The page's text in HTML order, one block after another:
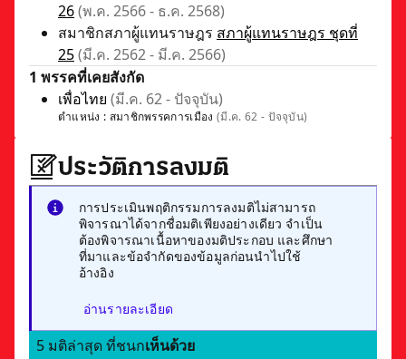
26(พ.ค. 2566 - ธ.ค. 2568)
สมาชิกสภาผู้แทนราษฎร สภาผู้แทนราษฎร ชุดที่
25(มี.ค. 2562 - มี.ค. 2566)
1 พรรคที่เคยสังกัด
เพื่อไทย (มี.ค. 62 - ปัจจุบัน)
ตำแหน่ง : สมาชิกพรรคการเมือง(มี.ค. 62 - ปัจจุบัน)
ประวัติการลงมติ
การประเมินพฤติกรรมการลงมติไม่สามารถ
พิจารณาได้จากชื่อมติเพียงอย่างเดียว จำเป็น
ต้องพิจารณาเนื้อหาของมติประกอบ และศึกษา
ที่มาและข้อจำกัดของข้อมูลก่อนนำไปใช้
อ้างอิง
อ่านรายละเอียด
5 มติล่าสุด ที่ชนกเห็นด้วย